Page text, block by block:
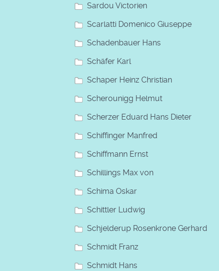
Sardou Victorien
Scarlatti Domenico Giuseppe
Schadenbauer Hans
Schäfer Karl
Schaper Heinz Christian
Scherounigg Helmut
Scherzer Eduard Hans Dieter
Schiffinger Manfred
Schiffmann Ernst
Schillings Max von
Schima Oskar
Schittler Ludwig
Schjelderup Rosenkrone Gerhard
Schmidt Franz
Schmidt Hans